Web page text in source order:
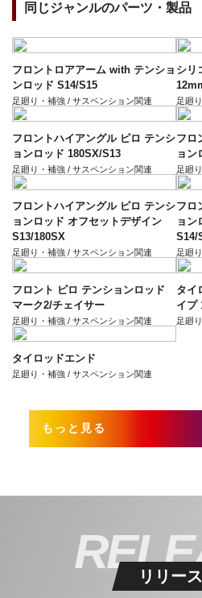
同じジャンルのパーツ・製品
フロントロアアーム with テンショ
ンロッド S14/S15
足廻り・補強 / サスペンション関連
シリ
足廻
フロントハイアングル ピロ テンシ
ョンロッド 180SX/S13
足廻り・補強 / サスペンション関連
フロ
ョン
足廻
フロントハイアングル ピロ テンシ
ョンロッド オフセットデザイン
S13/180SX
足廻り・補強 / サスペンション関連
フロ
ョン
S14/
足廻
フロント ピロ テンションロッド
マーク2/チェイサー
足廻り・補強 / サスペンション関連
タイ
イプ
足廻
タイロッドエンド
足廻り・補強 / サスペンション関連
もっと見る
リリース